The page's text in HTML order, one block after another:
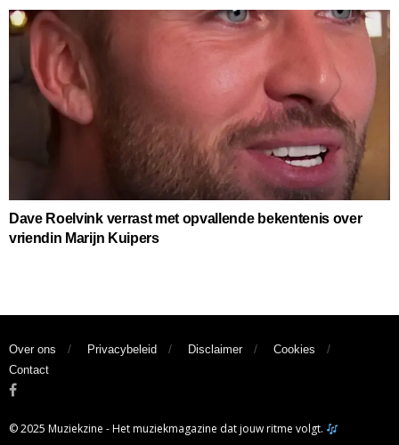
Dave Roelvink verrast met opvallende bekentenis over
vriendin Marijn Kuipers
Over ons Privacybeleid Disclaimer
Cookies
Contact
© 2025 Muziekzine - Het muziekmagazine dat jouw ritme volgt.